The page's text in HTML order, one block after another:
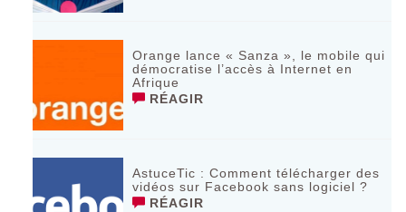
Orange lance « Sanza », le mobile qui
démocratise l’accès à Internet en
Afrique
RÉAGIR
AstuceTic : Comment télécharger des
vidéos sur Facebook sans logiciel ?
RÉAGIR